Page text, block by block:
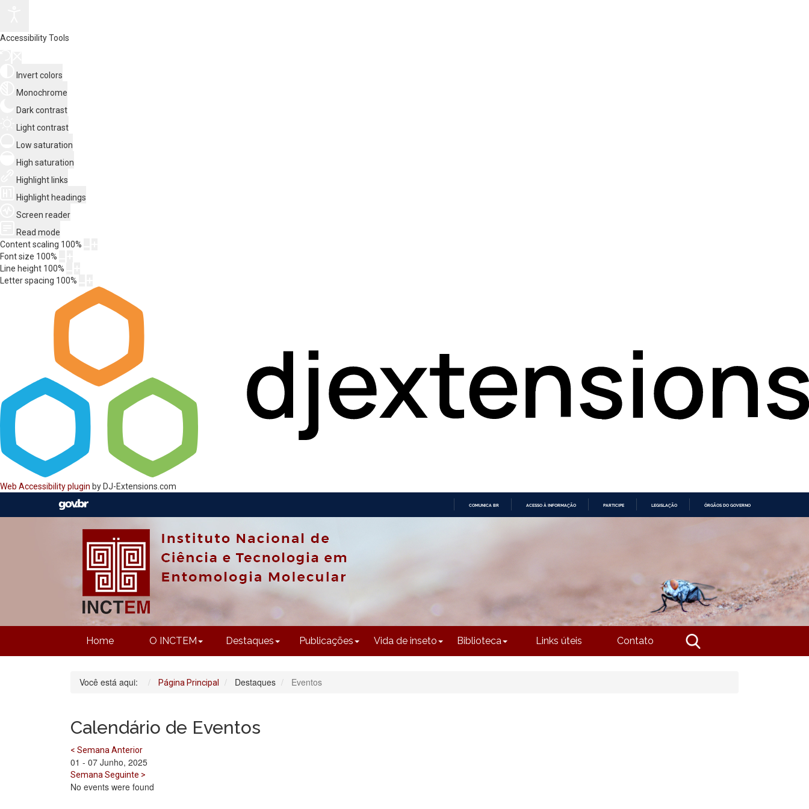
Accessibility Tools
Invert colors
Monochrome
Dark contrast
Light contrast
Low saturation
High saturation
Highlight links
Highlight headings
Screen reader
Read mode
Content scaling 100%
Font size 100%
Line height 100%
Letter spacing 100%
Web Accessibility plugin by DJ-Extensions.com
COMUNICA BR ACESSO À INFORMAÇÃO PARTICIPE LEGISLAÇÃO ÓRGÃOS DO GOVERNO
Home O INCTEM Destaques Publicações Vida de inseto Biblioteca Links úteis Contato
Você está aqui: Página Principal Destaques Eventos
Calendário de Eventos
< Semana Anterior
01 - 07 Junho, 2025
Semana Seguinte >
No events were found